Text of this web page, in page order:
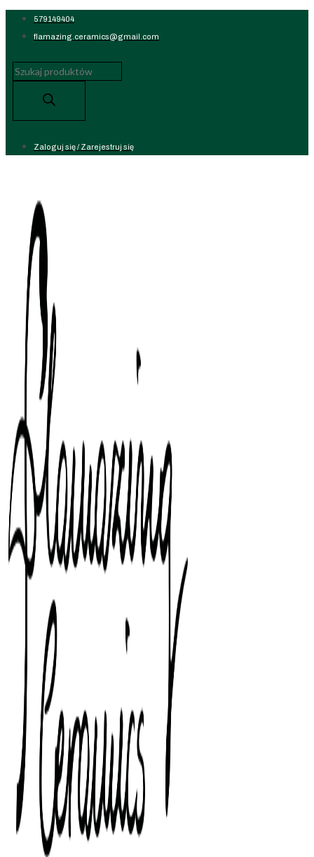
Koniec
treści
579149404
flamazing.ceramics@gmail.com
Wyszukiwarka
produktów
Zaloguj się / Zarejestruj się